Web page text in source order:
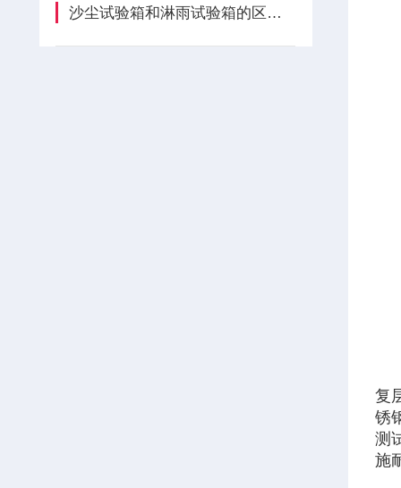
沙尘试验箱和淋雨试验箱的区别有哪些？
复
锈
测
施